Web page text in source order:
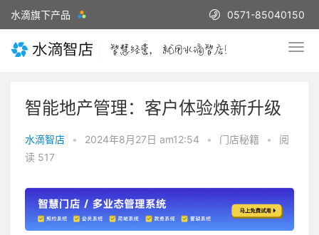
水滴旗下产品 0571-85040150
智能地产管理：客户体验焕新升级
水滴智店 • 2024年8月27日 am12:54 • 门店秘籍 •
阅
读 517